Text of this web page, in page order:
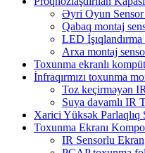
Əyri Oyun
Qabaq montaj
LED
Arxa montaj
Toxunma ekranlı
İnfraqırmızı toxunma
Toz keçirməyən
Suya davamlı IR
Xarici Yüksək Parlaqlıq
Toxunma Ekranı
IR Sensorlu Ekran